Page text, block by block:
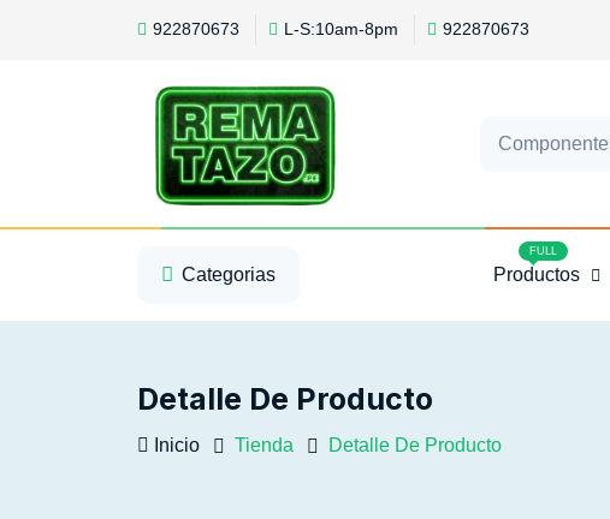
922870673 L-S:10am-8pm 922870673
Categorias
Productos
FULL
Detalle De Producto
Inicio Tienda Detalle De Producto